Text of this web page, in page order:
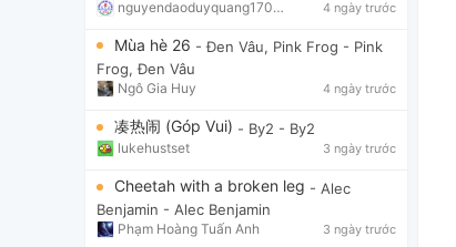
nguyendaoduyquang17021 4 ngày trước
Mùa hè 26 - Đen Vâu, Pink Frog - Pink
Frog, Đen Vâu
Ngô Gia Huy 4 ngày trước
凑热闹 (Góp Vui) - By2 - By2
lukehustset 3 ngày trước
Cheetah with a broken leg - Alec
Benjamin - Alec Benjamin
Phạm Hoàng Tuấn Anh 3 ngày trước